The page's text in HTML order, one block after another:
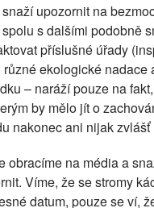
upozornit na
s dalšími podobně
příslušné úřady
ekologické nadace
– naráží pouze na
by mělo jít o
nakonec ani nijak
obracíme na média a
Víme, že se stromy
datum, pouze se ví,